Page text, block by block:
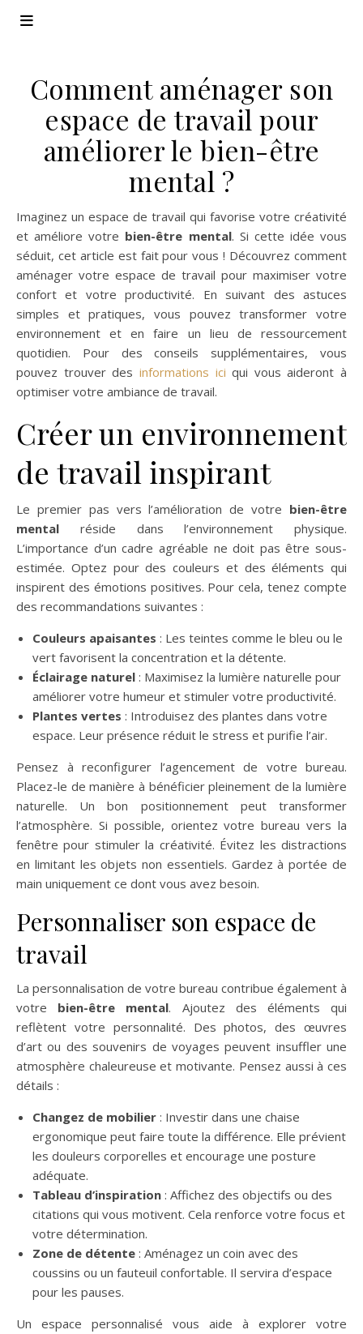
Comment aménager son
espace de travail pour
améliorer le bien-être
mental ?
Imaginez un espace de travail qui favorise votre créativité
et améliore votre bien-être mental. Si cette idée vous
séduit, cet article est fait pour vous ! Découvrez comment
aménager votre espace de travail pour maximiser votre
confort et votre productivité. En suivant des astuces
simples et pratiques, vous pouvez transformer votre
environnement et en faire un lieu de ressourcement
quotidien. Pour des conseils supplémentaires, vous
pouvez trouver des informations ici qui vous aideront à
optimiser votre ambiance de travail.
Créer un environnement
de travail inspirant
Le premier pas vers l’amélioration de votre bien-être
mental réside dans l’environnement physique.
L’importance d’un cadre agréable ne doit pas être sous-
estimée. Optez pour des couleurs et des éléments qui
inspirent des émotions positives. Pour cela, tenez compte
des recommandations suivantes :
Couleurs apaisantes : Les teintes comme le bleu ou le
vert favorisent la concentration et la détente.
Éclairage naturel : Maximisez la lumière naturelle pour
améliorer votre humeur et stimuler votre productivité.
Plantes vertes : Introduisez des plantes dans votre
espace. Leur présence réduit le stress et purifie l’air.
Pensez à reconfigurer l’agencement de votre bureau.
Placez-le de manière à bénéficier pleinement de la lumière
naturelle. Un bon positionnement peut transformer
l’atmosphère. Si possible, orientez votre bureau vers la
fenêtre pour stimuler la créativité. Évitez les distractions
en limitant les objets non essentiels. Gardez à portée de
main uniquement ce dont vous avez besoin.
Personnaliser son espace de
travail
La personnalisation de votre bureau contribue également à
votre bien-être mental. Ajoutez des éléments qui
reflètent votre personnalité. Des photos, des œuvres
d’art ou des souvenirs de voyages peuvent insuffler une
atmosphère chaleureuse et motivante. Pensez aussi à ces
détails :
Changez de mobilier : Investir dans une chaise
ergonomique peut faire toute la différence. Elle prévient
les douleurs corporelles et encourage une posture
adéquate.
Tableau d’inspiration : Affichez des objectifs ou des
citations qui vous motivent. Cela renforce votre focus et
votre détermination.
Zone de détente : Aménagez un coin avec des
coussins ou un fauteuil confortable. Il servira d’espace
pour les pauses.
Un espace personnalisé vous aide à explorer votre